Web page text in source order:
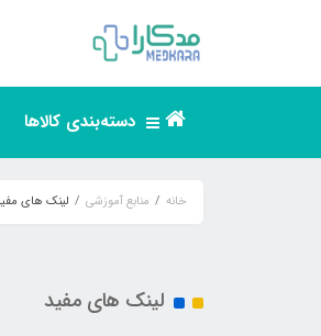
دسته‌بندی کالاها
خانه منابع آموزشی لینک های
لینک های مفید